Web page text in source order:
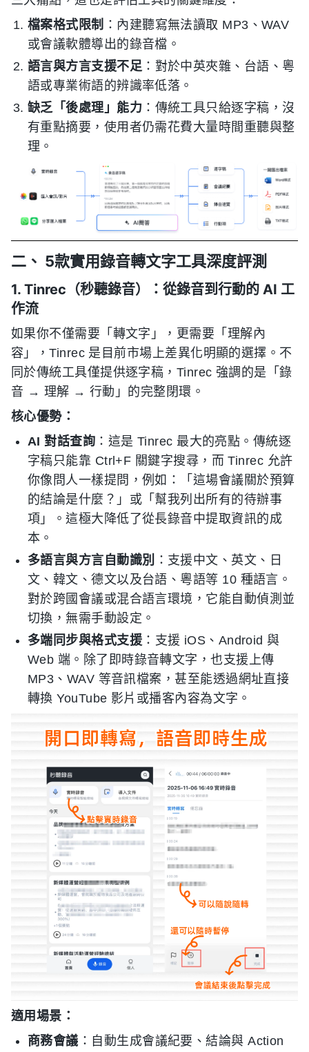
檔案格式限制 ：內建聽寫無法讀取 MP3、WAV
或會議軟體導出的錄音檔。
語言與方言支援不足：對於中英夾雜、台語、粵
語或專業術語的辨識率低落。
缺乏「後處理」能力 ：傳統工具只給逐字稿，沒
有重點摘要，使用者仍需花費大量時間重聽與整
理。
二、 5款實用錄音轉文字工具深度評測
1. Tinrec（秒聽錄音）：從錄音到行動的 AI 工
作流
如果你不僅需要「轉文字」，更需要「理解內
容」，Tinrec 是目前市場上差異化明顯的選擇。不
同於傳統工具僅提供逐字稿，Tinrec 強調的是「錄
音 → 理解 → 行動」的完整閉環。
核心優勢：
AI 對話查詢 ：這是 Tinrec 最大的亮點。傳統逐
字稿只能靠 Ctrl+F 關鍵字搜尋，而 Tinrec 允許
你像問人一樣提問，例如：「這場會議關於預算
的結論是什麼？」或「幫我列出所有的待辦事
項」。這極大降低了從長錄音中提取資訊的成
本。
多語言與方言自動識別
：支援中文、英文、日
文、韓文、德文以及台語、粵語等 10 種語言。
對於跨國會議或混合語言環境，它能自動偵測並
切換，無需手動設定。
多端同步與格式支援 ：支援 iOS、Android 與
Web 端。除了即時錄音轉文字，也支援上傳
MP3、WAV 等音訊檔案，甚至能透過網址直接
轉換 YouTube 影片或播客內容為文字。
適用場景：
商務會議 ：自動生成會議紀要、結論與 Action